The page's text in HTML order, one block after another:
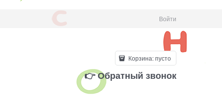
Войти
Корзина:пусто
👉 Обратный звонок